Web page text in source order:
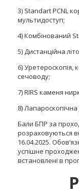
3) Standart PCNL
мультидоступ;
4) Комбінований
5) Дистанційна
6) Уретероскопія,
сечоводу;
7) RIRS каменя
8) Лапароскопічна
Бали БПР за
розраховуються
16.04.2025.
успішне
встановлені в